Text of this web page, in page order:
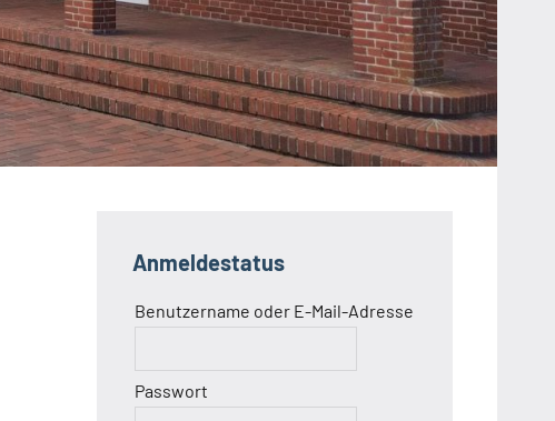
Anmeldestatus
Benutzername oder E-Mail-Adresse
Passwort